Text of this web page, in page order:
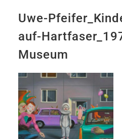
Uwe-
auf-
Museum